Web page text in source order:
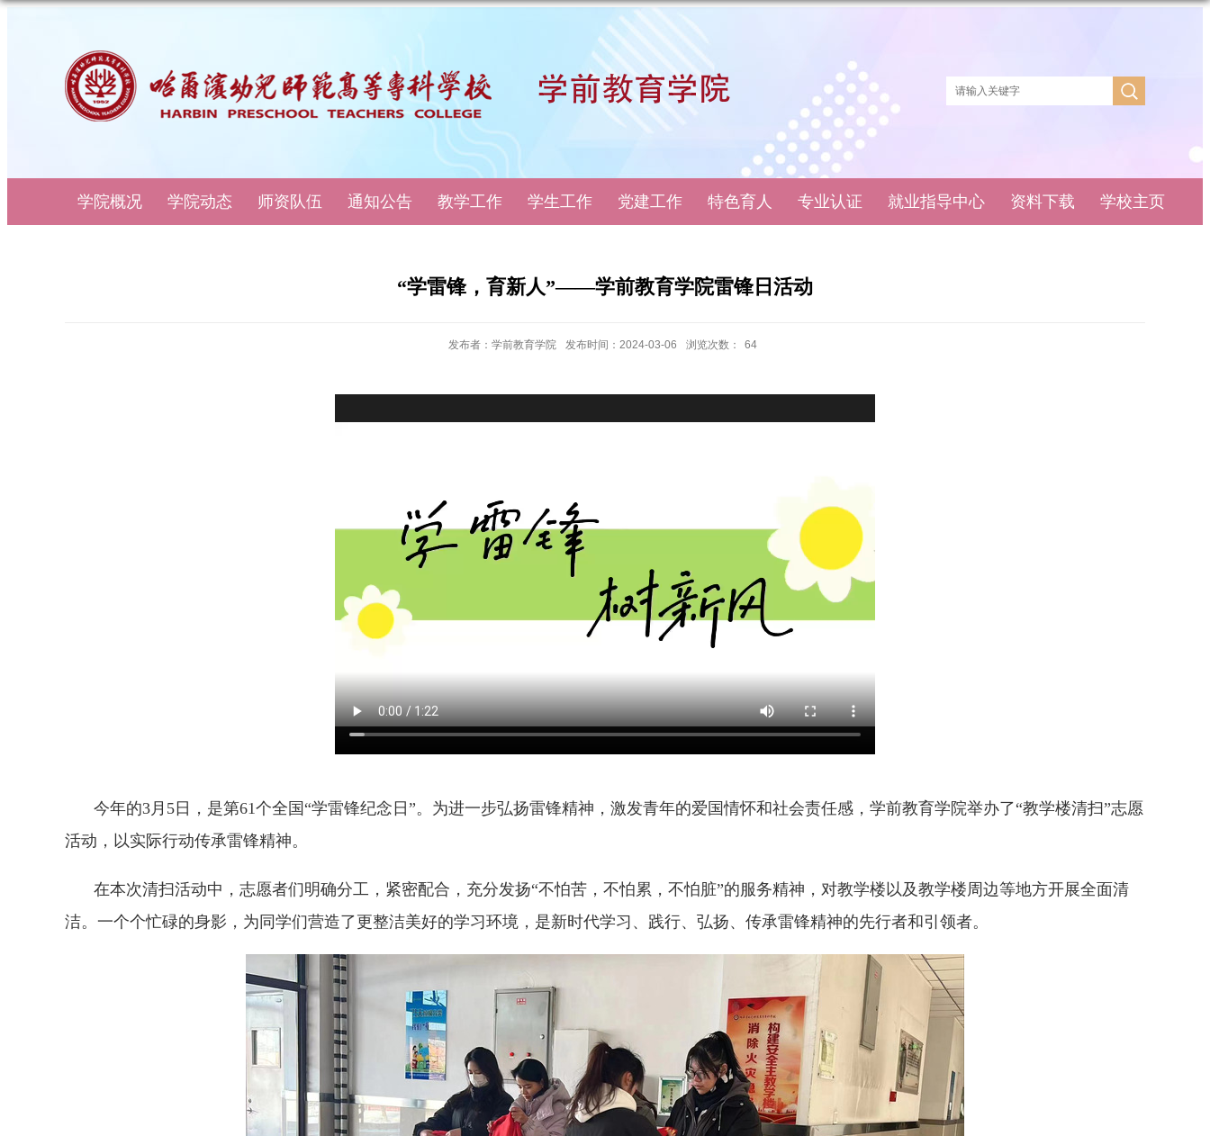
学院概况 学院动态 师资队伍 通知公告 教学工作 学生工作 党建工作 特色育人 专业认证 就业指导中心 资料下载 学校主页
“学雷锋，育新人”——学前教育学院雷锋日活动
发布者：学前教育学院 发布时间：2024-03-06 浏览次数： 64
今年的3月5日，是第61个全国“学雷锋纪念日”。为进一步弘扬雷锋精神，激发青年的爱国情怀和社会责任感，学前教育学院举办了“教学楼清扫”志愿
活动，以实际行动传承雷锋精神。
在本次清扫活动中，志愿者们明确分工，紧密配合，充分发扬“不怕苦，不怕累，不怕脏”的服务精神，对教学楼以及教学楼周边等地方开展全面清
洁。一个个忙碌的身影，为同学们营造了更整洁美好的学习环境，是新时代学习、践行、弘扬、传承雷锋精神的先行者和引领者。